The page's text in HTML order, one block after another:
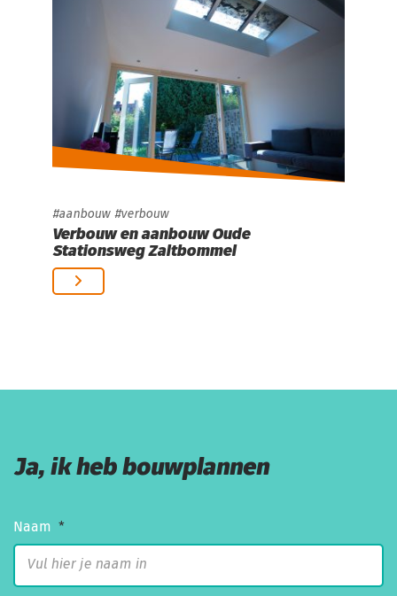
aanbouw verbouw
Verbouw en aanbouw Oude
Stationsweg Zaltbommel
Ja, ik heb bouwplannen
Naam *